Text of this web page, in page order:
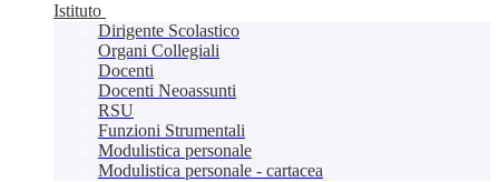
Istituto
Dirigente Scolastico
Organi Collegiali
Docenti
Docenti Neoassunti
RSU
Funzioni Strumentali
Modulistica personale
Modulistica personale - cartacea